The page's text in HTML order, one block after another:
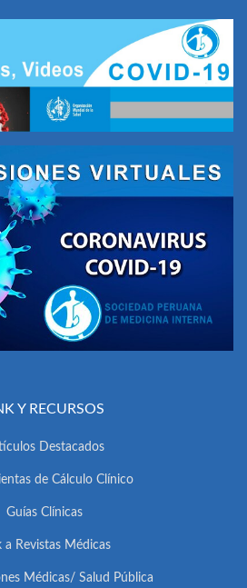
Y RECURSOS
Destacados
de Cálculo Clínico
Guías Clínicas
a Revistas Médicas
Médicas/ Salud Pública